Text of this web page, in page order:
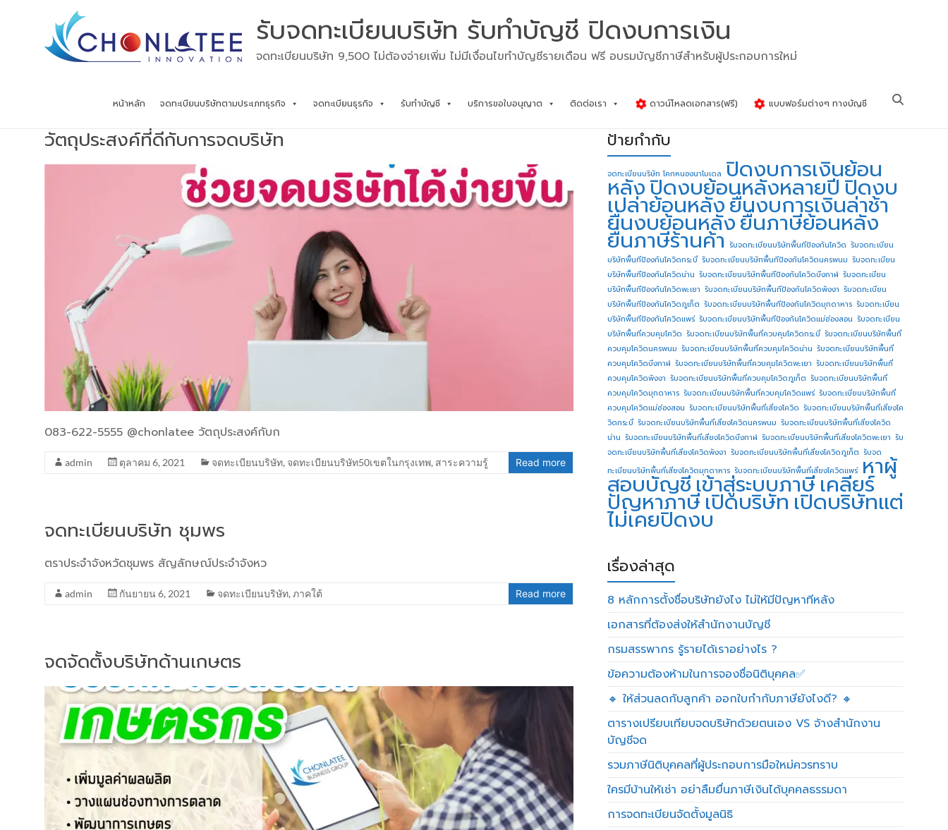
รับจดทะเบียนบริษัท รับทำบัญชี ปิดงบการเงิน
จดทะเบียนบริษัท 9,500 ไม่ต้องจ่ายเพิ่ม ไม่มีเงื่อนไขทำบัญชีรายเดือน ฟรี อบรมบัญชีภาษีสำหรับผู้ประกอบการใหม่
หน้าหลัก จดทะเบียนบริษัทตามประเภทธุรกิจ จดทะเบียนธุรกิจ รับทำบัญชี บริการขอใบอนุญาต ติดต่อเรา ดาวน์โหลดเอกสาร(ฟรี) แบบฟอร์มต่างๆ ทางบัญชี
วัตถุประสงค์ที่ดีกับการจดบริษัท
083-622-5555 @chonlatee วัตถุประสงค์กับก
admin ตุลาคม 6, 2021 จดทะเบียนบริษัท, จดทะเบียนบริษัท50เขตในกรุงเทพ, สาระความรู้ Read more
จดทะเบียนบริษัท ชุมพร
ตราประจำจังหวัดชุมพร สัญลักษณ์ประจำจังหว
admin กันยายน 6, 2021 จดทะเบียนบริษัท, ภาคใต้ Read more
จดจัดตั้งบริษัทด้านเกษตร
ป้ายกำกับ
จดทะเบียนบริษัท โคกหนองนาโมเดล ปิดงบการเงินย้อน
หลังปิดงบย้อนหลังหลายปี ปิดงบ
เปล่าย้อนหลังยื่นงบการเงินล่าช้า
ยื่นงบย้อนหลังยื่นภาษีย้อนหลัง
ยื่นภาษีร้านค้า รับจดทะเบียนบริษัทพื้นทีป้องกันโควิด รับจดทะเบียน
บริษัทพื้นทีป้องกันโควิดกระบี่ รับจดทะเบียนบริษัทพื้นทีป้องกันโควิดนครพนม รับจดทะเบียน
บริษัทพื้นทีป้องกันโควิดน่าน รับจดทะเบียนบริษัทพื้นทีป้องกันโควิดบึงกาฬ รับจดทะเบียน
บริษัทพื้นทีป้องกันโควิดพะเยา รับจดทะเบียนบริษัทพื้นทีป้องกันโควิดพังงา รับจดทะเบียน
บริษัทพื้นทีป้องกันโควิดภูเก็ต รับจดทะเบียนบริษัทพื้นทีป้องกันโควิดมุกดาหาร รับจดทะเบียน
บริษัทพื้นทีป้องกันโควิดแพร่ รับจดทะเบียนบริษัทพื้นทีป้องกันโควิดแม่ฮ่องสอน รับจดทะเบียน
บริษัทพื้นที่ควบคุมโควิด รับจดทะเบียนบริษัทพื้นที่ควบคุมโควิดกระบี่ รับจดทะเบียนบริษัทพื้นที่
ควบคุมโควิดนครพนม รับจดทะเบียนบริษัทพื้นที่ควบคุมโควิดน่าน รับจดทะเบียนบริษัทพื้นที่
ควบคุมโควิดบึงกาฬ รับจดทะเบียนบริษัทพื้นที่ควบคุมโควิดพะเยา รับจดทะเบียนบริษัทพื้นที่
ควบคุมโควิดพังงา รับจดทะเบียนบริษัทพื้นที่ควบคุมโควิดภูเก็ต รับจดทะเบียนบริษัทพื้นที่
ควบคุมโควิดมุกดาหาร รับจดทะเบียนบริษัทพื้นที่ควบคุมโควิดแพร่ รับจดทะเบียนบริษัทพื้นที่
ควบคุมโควิดแม่ฮ่องสอน รับจดทะเบียนบริษัทพื้นที่เสี่ยงโควิด รับจดทะเบียนบริษัทพื้นที่เสี่ยงโค
วิดกระบี่ รับจดทะเบียนบริษัทพื้นที่เสี่ยงโควิดนครพนม รับจดทะเบียนบริษัทพื้นที่เสี่ยงโควิด
น่าน รับจดทะเบียนบริษัทพื้นที่เสี่ยงโควิดบึงกาฬ รับจดทะเบียนบริษัทพื้นที่เสี่ยงโควิดพะเยา รับ
จดทะเบียนบริษัทพื้นที่เสี่ยงโควิดพังงา รับจดทะเบียนบริษัทพื้นที่เสี่ยงโควิดภูเก็ต รับจด
ทะเบียนบริษัทพื้นที่เสี่ยงโควิดมุกดาหาร รับจดทะเบียนบริษัทพื้นที่เสี่ยงโควิดแพร่ หาผู้
สอบบัญชี เข้าสู่ระบบภาษี เคลียร์
ปัญหาภาษีเปิดบริษัทเปิดบริษัทแต่
ไม่เคยปิดงบ
เรื่องล่าสุด
8 หลักการตั้งชื่อบริษัทยังไง ไม่ให้มีปัญหาทีหลัง
เอกสารที่ต้องส่งให้สำนักงานบัญชี
กรมสรรพากร รู้รายได้เราอย่างไร ?
ข้อความต้องห้ามในการจองชื่อนิติบุคคล✅
🔸 ให้ส่วนลดกับลูกค้า ออกใบกำกับภาษียังไงดี? 🔸
ตารางเปรียบเทียบจดบริษัทด้วยตนเอง VS จ้างสำนักงาน
บัญชีจด
รวมภาษีนิติบุคคลที่ผู้ประกอบการมือใหม่ควรทราบ
ใครมีบ้านให้เช่า อย่าลืมยื่นภาษีเงินได้บุคคลธรรมดา
การจดทะเบียนจัดตั้งมูลนิธิ